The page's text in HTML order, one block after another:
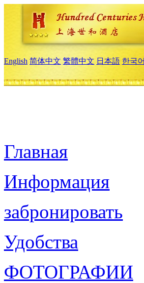
English 简体中文 繁體中文 日本語 한국어
Главная
Информация
забронировать
Удобства
ФОТОГРАФИИ